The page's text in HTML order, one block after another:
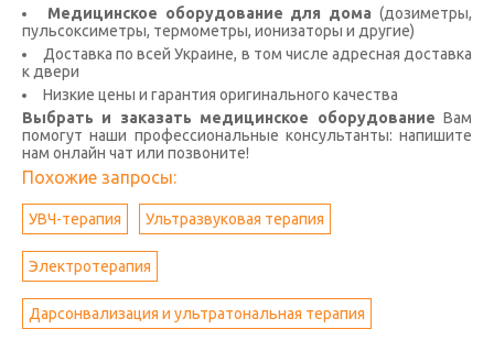
Медицинское оборудование для дома (дозиметры,
пульсоксиметры, термометры, ионизаторы и другие)
Доставка по всей Украине, в том числе адресная доставка
к двери
Низкие цены и гарантия оригинального качества
Выбрать и заказать медицинское оборудование Вам
помогут наши профессиональные консультанты: напишите
нам онлайн чат или позвоните!
Похожие запросы:
УВЧ-терапия Ультразвуковая терапия
Электротерапия
Дарсонвализация и ультратональная терапия